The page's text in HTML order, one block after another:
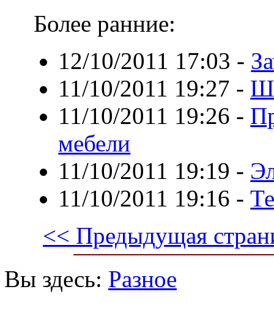
Более ранние:
12/10/2011 17:03 -
11/10/2011 19:27 -
11/10/2011 19:26 -
мебели
11/10/2011 19:19 -
11/10/2011 19:16 -
<< Предыдущая
Вы здесь: Разное